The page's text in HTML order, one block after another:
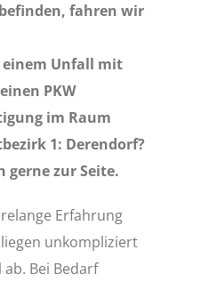
fahren wir
einem Unfall mit
PKW
im Raum
1: Derendorf?
gerne zur Seite.
Erfahrung
unkompliziert
Bei Bedarf